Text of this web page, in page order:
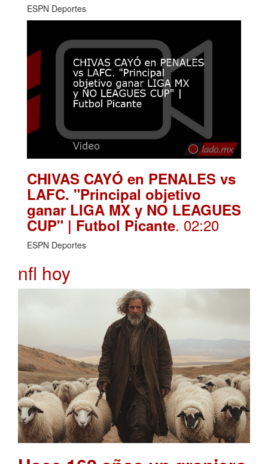
ESPN Deportes
CHIVAS CAYÓ en PENALES vs
LAFC. "Principal objetivo
ganar LIGA MX y NO LEAGUES
CUP" | Futbol Picante. 02:20
ESPN Deportes
nfl hoy